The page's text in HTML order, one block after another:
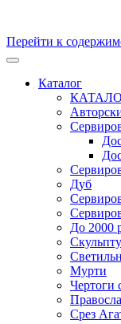
Перейти к
Скульптуры и
Производство и
удивительных
Каталог
Дуб
До 2000
Мурти
Чертоги
Срез